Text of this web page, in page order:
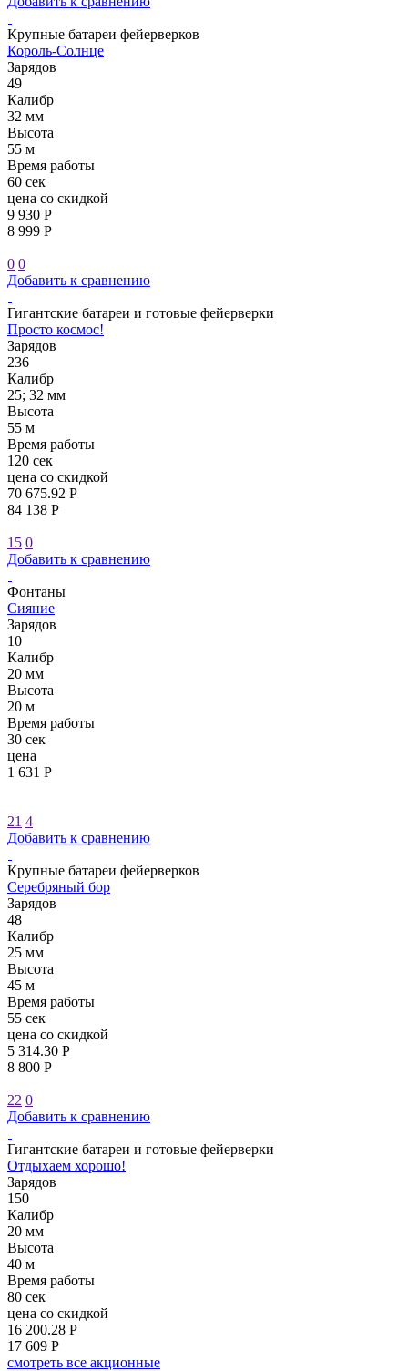
Крупные батареи фейерверков
Король-Солнце
Зарядов
49
Калибр
32 мм
Высота
55 м
Время работы
60 сек
цена со скидкой
9 930 Р
8 999 Р
0 0
Добавить к сравнению
Гигантские батареи и готовые фейерверки
Просто космос!
Зарядов
236
Калибр
25; 32 мм
Высота
55 м
Время работы
120 сек
цена со скидкой
70 675.92 Р
84 138 Р
15 0
Добавить к сравнению
Фонтаны
Сияние
Зарядов
10
Калибр
20 мм
Высота
20 м
Время работы
30 сек
цена
1 631 Р
21 4
Добавить к сравнению
Крупные батареи фейерверков
Серебряный бор
Зарядов
48
Калибр
25 мм
Высота
45 м
Время работы
55 сек
цена со скидкой
5 314.30 Р
8 800 Р
22 0
Добавить к сравнению
Гигантские батареи и готовые фейерверки
Отдыхаем хорошо!
Зарядов
150
Калибр
20 мм
Высота
40 м
Время работы
80 сек
цена со скидкой
16 200.28 Р
17 609 Р
смотреть все акционные